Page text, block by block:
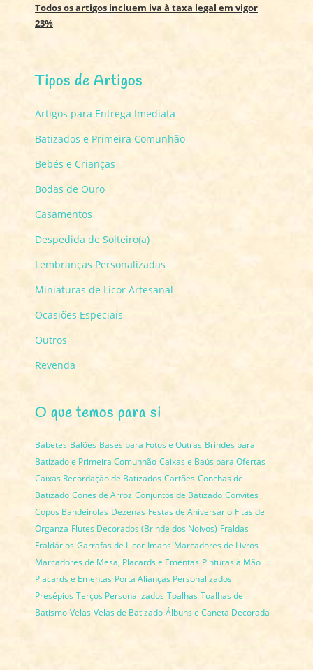
Todos os artigos incluem iva à taxa legal em vigor
23%
Tipos de Artigos
Artigos para Entrega Imediata
Batizados e Primeira Comunhão
Bebés e Crianças
Bodas de Ouro
Casamentos
Despedida de Solteiro(a)
Lembranças Personalizadas
Miniaturas de Licor Artesanal
Ocasiões Especiais
Outros
Revenda
O que temos para si
Babetes Balões Bases para Fotos e Outras Brindes para
Batizado e Primeira Comunhão Caixas e Baús para Ofertas
Caixas Recordação de Batizados Cartões Conchas de
Batizado Cones de Arroz Conjuntos de Batizado Convites
Copos Bandeirolas Dezenas Festas de Aniversário Fitas de
Organza Flutes Decorados (Brinde dos Noivos) Fraldas
Fraldários Garrafas de Licor Imans Marcadores de Livros
Marcadores de Mesa, Placards e Ementas Pinturas à Mão
Placards e Ementas Porta Alianças Personalizados
Presépios Terços Personalizados Toalhas Toalhas de
Batismo Velas Velas de Batizado Álbuns e Caneta Decorada